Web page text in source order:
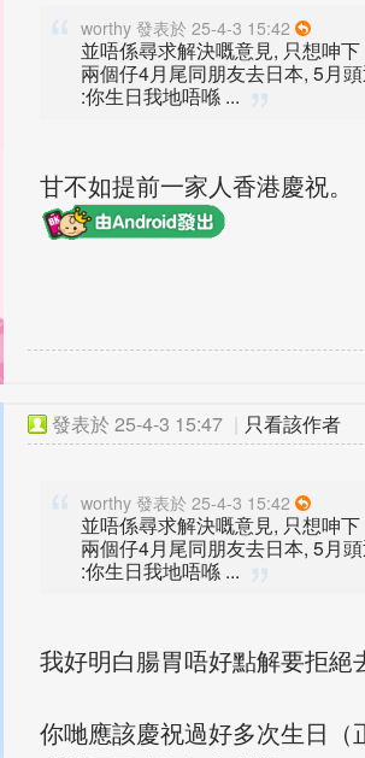
worthy 發表於 25-4-3 15:42
並唔係尋求解決嘅意見, 只想呻下
兩個仔4月尾同朋友去日本, 5月
:你生日我地唔喺 ...
甘不如提前一家人香港慶祝。
發表於 25-4-3 15:47 | 只看該作者
worthy 發表於 25-4-3 15:42
並唔係尋求解決嘅意見, 只想呻下
兩個仔4月尾同朋友去日本, 5月
:你生日我地唔喺 ...
我好明白腸胃唔好點解要拒絕
你哋應該慶祝過好多次生日（